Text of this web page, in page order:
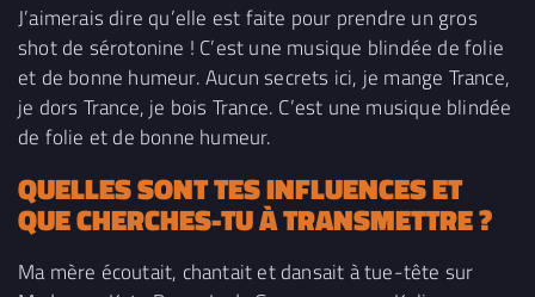
J’aimerais dire qu’elle est faite pour prendre un gros
shot de sérotonine ! C’est une musique blindée de folie
et de bonne humeur. Aucun secrets ici, je mange Trance,
je dors Trance, je bois Trance. C’est une musique blindée
de folie et de bonne humeur.
QUELLES SONT TES INFLUENCES ET
QUE CHERCHES-TU À TRANSMETTRE ?
Ma mère écoutait, chantait et dansait à tue-tête sur